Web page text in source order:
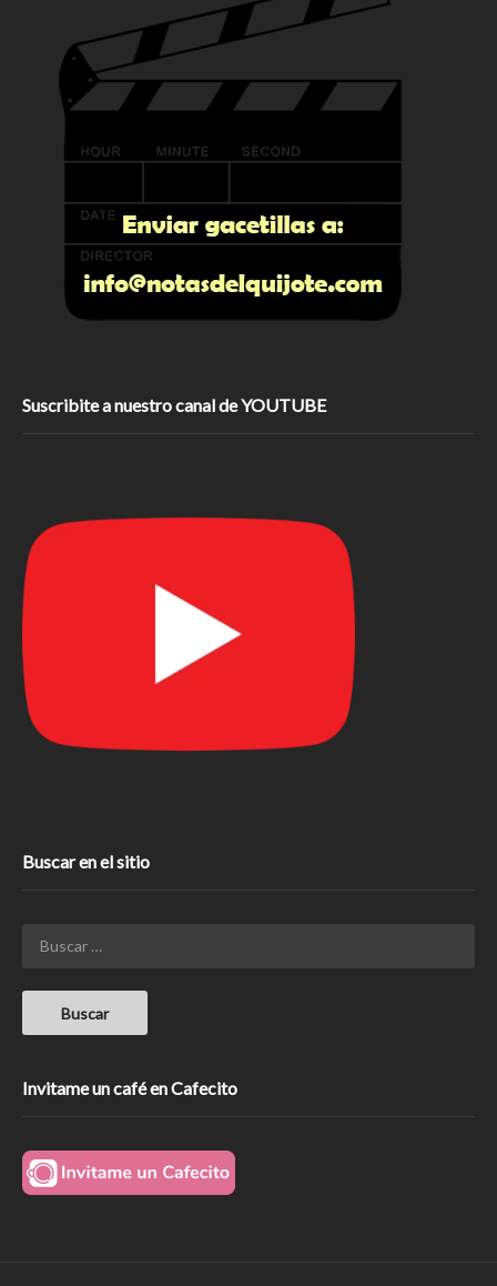
Suscribite a nuestro canal de YOUTUBE
Buscar en el sitio
Invitame un café en Cafecito